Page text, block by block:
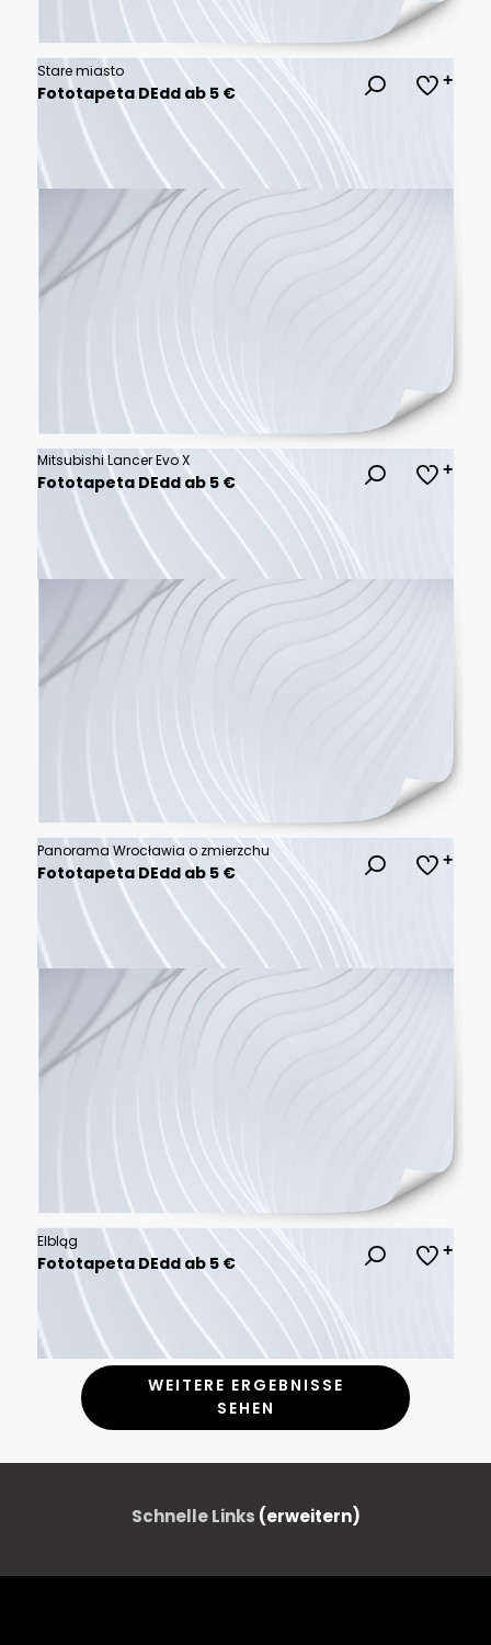
Stare miasto
Fototapeta DEdd ab 5 €
Mitsubishi Lancer Evo X
Fototapeta DEdd ab 5 €
Panorama Wrocławia o zmierzchu
Fototapeta DEdd ab 5 €
Elbląg
Fototapeta DEdd ab 5 €
WEITERE ERGEBNISSE
SEHEN
Schnelle Links (erweitern)